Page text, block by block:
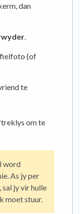
dan
.
(of
te
om te
word
As jy per
jy vir hulle
moet stuur.